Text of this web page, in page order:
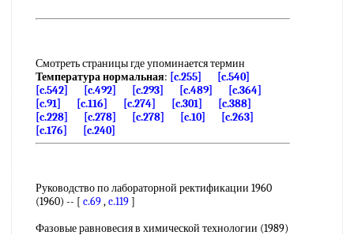
Смотреть страницы где упоминается термин
Температура нормальная: [c.255]
[c.540]
[c.542]
[c.492] [c.293] [c.489]
[c.364]
[c.91]
[c.116] [c.274] [c.301]
[c.388]
[c.228]
[c.278] [c.278] [c.10]
[c.263]
[c.176]
[c.240]
Руководство по лабораторной ректификации 1960
(1960) -- [ c.69,c.119]
Фазовые равновесия в химической технологии (1989)